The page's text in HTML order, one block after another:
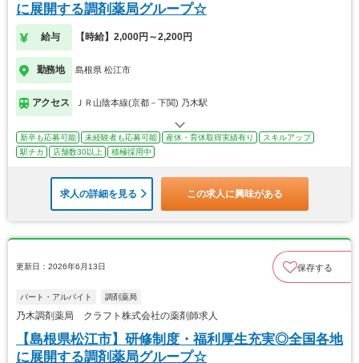
に展開する調剤薬局グループ☆
給与 【時給】2,000円～2,200円
勤務地 島根県 松江市
アクセス ＪＲ山陰本線(京都－下関) 乃木駅
新卒も応募可能 未経験者も応募可能 産休・育休取得実績有り
スキルアップ
駅チカ
店舗数30以上 積極採用中
求人の詳細を見る この求人に興味がある
更新日：2026年6月13日 保存する
パート・アルバイト 調剤薬局
乃木調剤薬局 クラフト株式会社の薬剤師求人
【島根県松江市】研修制度・福利厚生充実◎全国各地
に展開する調剤薬局グループ☆